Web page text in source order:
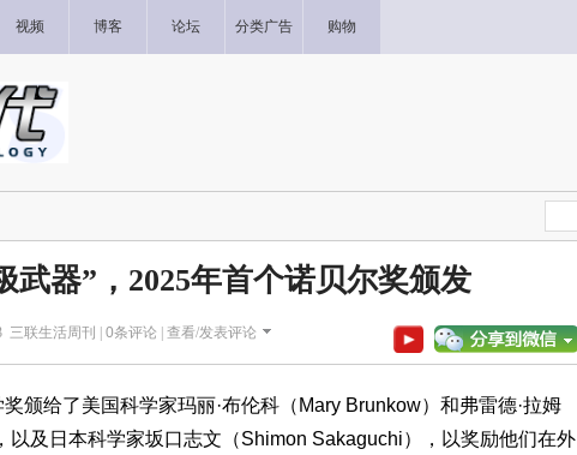
视频 博客 论坛 分类广告 购物
武器”，2025年首个诺贝尔奖颁发
三联生活周刊 | 0条评论 | 查看/发表评论
颁给了美国科学家玛丽·布伦科（Mary Brunkow）和弗雷德·拉姆
以及日本科学家坂口志文（Shimon Sakaguchi），以奖励他们在外